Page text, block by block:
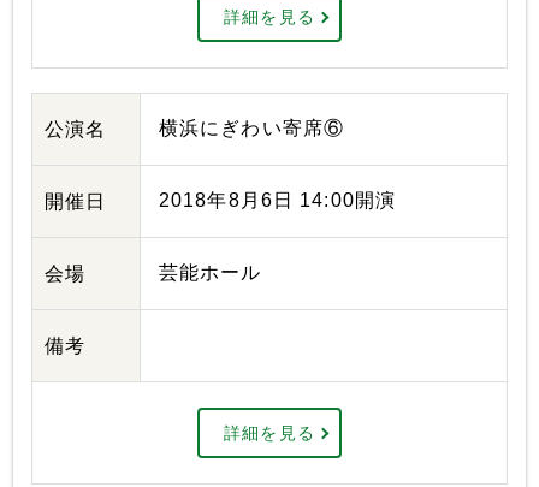
詳細を見る
公演名 横浜にぎわい寄席⑥
開催日 2018年8月6日 14:00開演
会場 芸能ホール
備考
詳細を見る